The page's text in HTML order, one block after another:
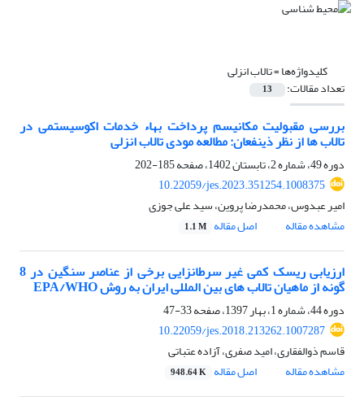
کلیدواژه‌ها =تالاب انزلی
تعداد مقالات: 13
بررسی مقبولیت مکانیسم پرداخت بهاء خدمات اکوسیستمی در
تالاب ها از نظر ذینفعان: مطالعه مودی تالاب انزلی
دوره 49، شماره 2، تابستان 1402، صفحه
185-202
10.22059/jes.2023.351254.1008375
امیر عبدوس، محمدرضا پروین، سید علی جوزی
مشاهده مقاله
اصل مقاله 1.1 M
ارزیابی ریسک کمی غیر سرطانزایی برخی از عناصر سنگین در 8
گونه از ماهیان تالاب های بین المللی ایران به روش EPA/WHO
دوره 44، شماره 1، بهار 1397، صفحه
33-47
10.22059/jes.2018.213262.1007287
قاسم ذوالفقاری، امید صفری، آزاده عتباتی
مشاهده مقاله
اصل مقاله 948.64 K